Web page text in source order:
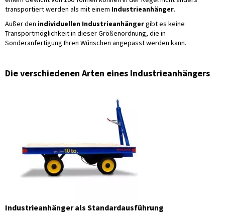
transportiert werden als mit einem Industrieanhänger.
Außer den individuellen Industrieanhängergibt es keine
Transportmöglichkeit in dieser Größenordnung, die in
Sonderanfertigung Ihren Wünschen angepasst werden kann.
Die verschiedenen Arten eines Industrieanhängers
Industrieanhänger als Standardausführung